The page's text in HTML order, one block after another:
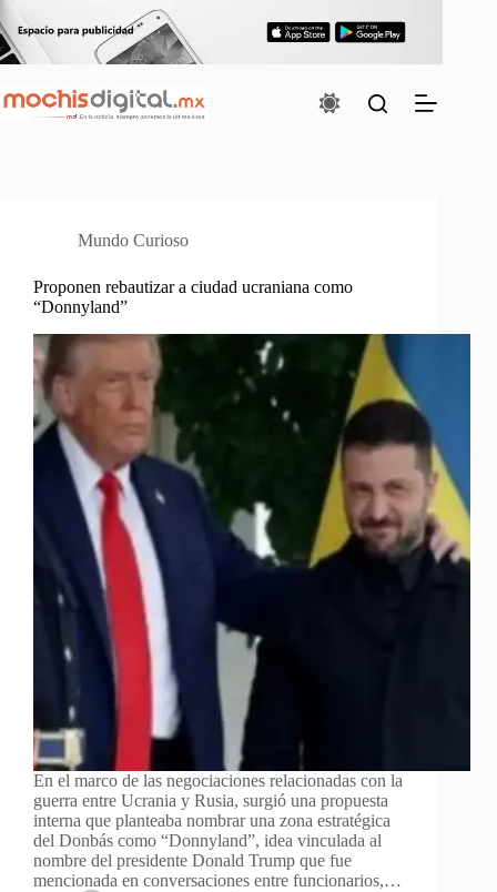
Saltar
al
contenido
Mundo Curioso
Proponen rebautizar a ciudad ucraniana como
“Donnyland”
En el marco de las negociaciones relacionadas con la
guerra entre Ucrania y Rusia, surgió una propuesta
interna que planteaba nombrar una zona estratégica
del Donbás como “Donnyland”, idea vinculada al
nombre del presidente Donald Trump que fue
mencionada en conversaciones entre funcionarios,…